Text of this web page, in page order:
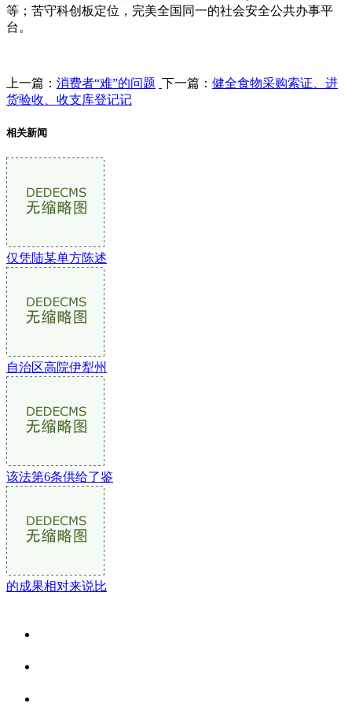
等；苦守科创板定位，完美全国同一的社会安全公共办事平
台。
上一篇： 消费者“难”的问题 下一篇： 健全食物采购索证、进
货验收、收支库登记记
相关新闻
仅凭陆某单方陈述
自治区高院伊犁州
该法第6条供给了鉴
的成果相对来说比